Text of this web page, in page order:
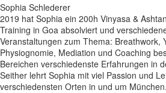
Sophia Schlederer
2019 hat Sophia ein 200h Vinyasa &
Training in Goa absolviert und
Veranstaltungen zum Thema: Breathwork,
Physiognomie, Mediation und Coaching
Bereichen verschiedenste Erfahrungen in
Seither lehrt Sophia mit viel Passion und
verschiedensten Orten in und um München.